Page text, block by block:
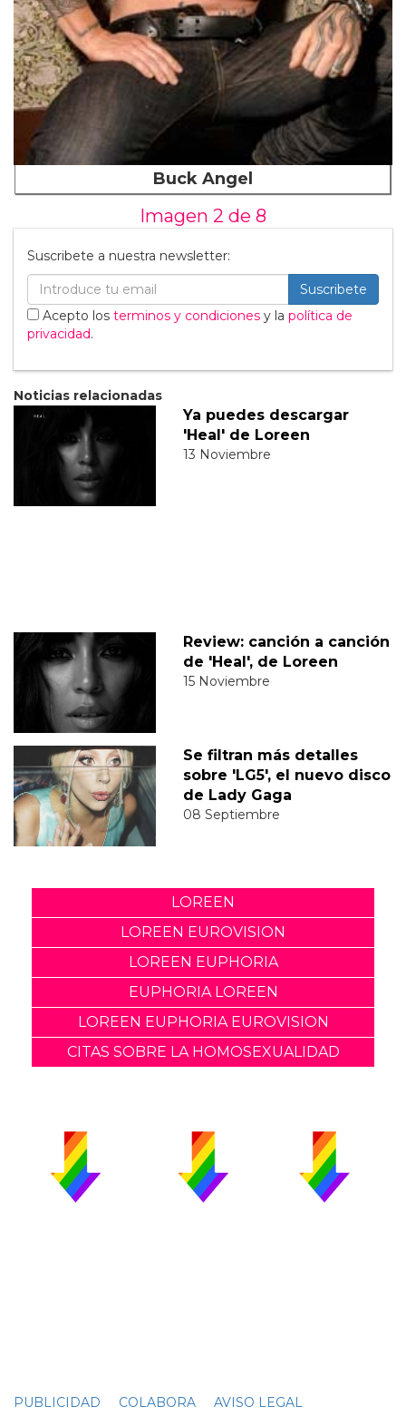
Buck Angel
Imagen 2 de 8
Suscribete a nuestra newsletter:
Suscribete
Acepto los terminos y condiciones y la política de
privacidad.
Noticias relacionadas
Ya puedes descargar
'Heal' de Loreen
13 Noviembre
Review: canción a canción
de 'Heal', de Loreen
15 Noviembre
Se filtran más detalles
sobre 'LG5', el nuevo disco
de Lady Gaga
08 Septiembre
LOREEN
LOREEN EUROVISION
LOREEN EUPHORIA
EUPHORIA LOREEN
LOREEN EUPHORIA EUROVISION
CITAS SOBRE LA HOMOSEXUALIDAD
PUBLICIDAD COLABORA
AVISO LEGAL